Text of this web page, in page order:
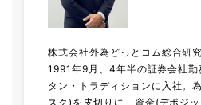
株式会社外為どっとコム総合研
1991年9月、4年半の証券会社勤
タン・トラディションに入社。
スク)を皮切りに、資金(デポジ